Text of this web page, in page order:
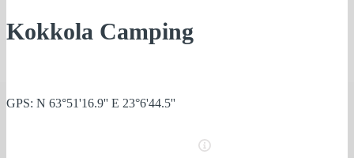
Kokkola Camping
GPS: N 63°51'16.9'' E 23°6'44.5''